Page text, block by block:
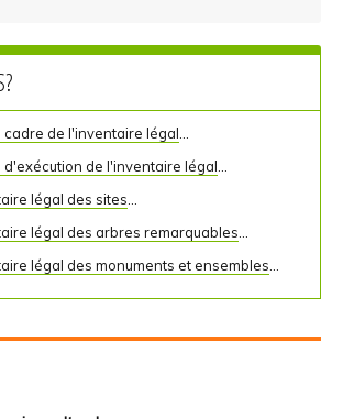
cadre de l'inventaire légal
d'exécution de l'inventaire légal
légal des sites
légal des arbres remarquables
légal des monuments et ensembles